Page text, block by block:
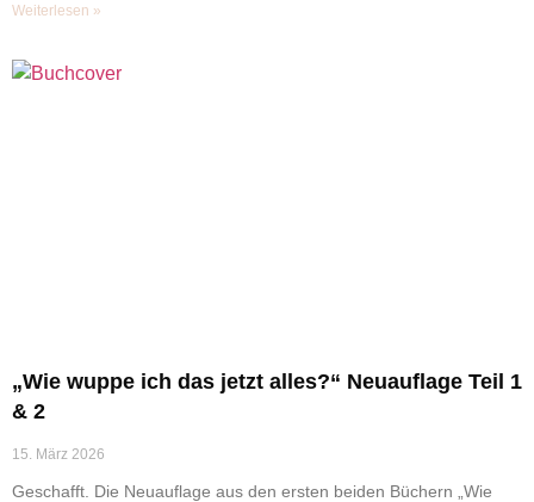
Weiterlesen »
„Wie wuppe ich das jetzt alles?“ Neuauflage Teil 1
& 2
15. März 2026
Geschafft. Die Neuauflage aus den ersten beiden Büchern „Wie